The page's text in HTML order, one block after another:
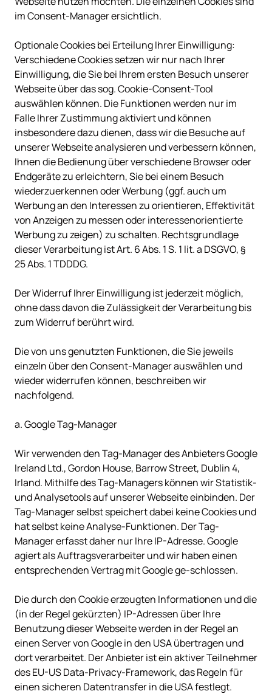
im Consent-Manager ersichtlich.
Optionale Cookies bei Erteilung Ihrer Einwilligung:
Verschiedene Cookies setzen wir nur nach Ihrer
Einwilligung, die Sie bei Ihrem ersten Besuch unserer
Webseite über das sog. Cookie-Consent-Tool
auswählen können. Die Funktionen werden nur im
Falle Ihrer Zustimmung aktiviert und können
insbesondere dazu dienen, dass wir die Besuche auf
unserer Webseite analysieren und verbessern können,
Ihnen die Bedienung über verschiedene Browser oder
Endgeräte zu erleichtern, Sie bei einem Besuch
wiederzuerkennen oder Werbung (ggf. auch um
Werbung an den Interessen zu orientieren, Effektivität
von Anzeigen zu messen oder interessenorientierte
Werbung zu zeigen) zu schalten. Rechtsgrundlage
dieser Verarbeitung ist Art. 6 Abs. 1 S. 1 lit. a DSGVO, §
25 Abs. 1 TDDDG.
Der Widerruf Ihrer Einwilligung ist jederzeit möglich,
ohne dass davon die Zulässigkeit der Verarbeitung bis
zum Widerruf berührt wird.
Die von uns genutzten Funktionen, die Sie jeweils
einzeln über den Consent-Manager auswählen und
wieder widerrufen können, beschreiben wir
nachfolgend.
a. Google Tag-Manager
Wir verwenden den Tag-Manager des Anbieters Google
Ireland Ltd., Gordon House, Barrow Street, Dublin 4,
Irland. Mithilfe des Tag-Managers können wir Statistik-
und Analysetools auf unserer Webseite einbinden. Der
Tag-Manager selbst speichert dabei keine Cookies und
hat selbst keine Analyse-Funktionen. Der Tag-
Manager erfasst daher nur Ihre IP-Adresse. Google
agiert als Auftragsverarbeiter und wir haben einen
entsprechenden Vertrag mit Google ge-schlossen.
Die durch den Cookie erzeugten Informationen und die
(in der Regel gekürzten) IP-Adressen über Ihre
Benutzung dieser Webseite werden in der Regel an
einen Server von Google in den USA übertragen und
dort verarbeitet. Der Anbieter ist ein aktiver Teilnehmer
des EU-US Data-Privacy-Framework, das Regeln für
einen sicheren Datentransfer in die USA festlegt.